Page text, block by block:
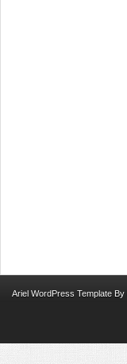
Ariel WordPress Template By